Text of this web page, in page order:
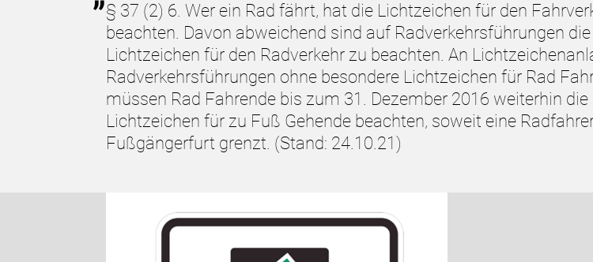
§ 37 (2) 6. Wer ein Rad fährt, hat die Lichtzeichen für den
beachten. Davon abweichend sind auf Radverkehrsführungen
Lichtzeichen für den Radverkehr zu beachten. An
Radverkehrsführungen ohne besondere Lichtzeichen für Rad
müssen Rad Fahrende bis zum 31. Dezember 2016 weiterhin die
Lichtzeichen für zu Fuß Gehende beachten, soweit eine
Fußgängerfurt grenzt. (Stand: 24.10.21)